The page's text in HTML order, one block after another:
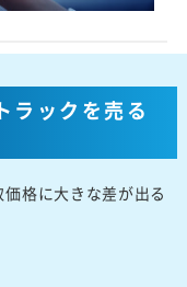
ラックを売る
格に大きな差が出る